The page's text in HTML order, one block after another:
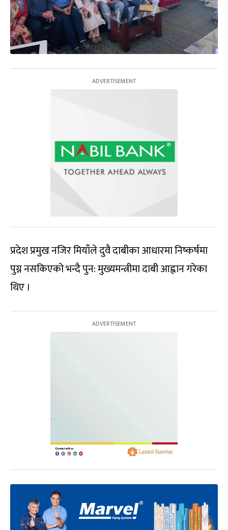
प्रदेश प्रमुख नजिर मियाँले दुवै दाबीका आधारमा निष्कर्षमा
पुग्न नसकिएको भन्दै पुन: मुख्यमन्त्रीमा दाबी आह्वान गरेका
थिए ।